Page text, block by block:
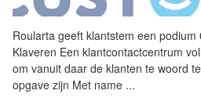
Roularta geeft klantstem een podium
Klaveren Een klantcontactcentrum
om vanuit daar de klanten te woord
opgave zijn Met name ...